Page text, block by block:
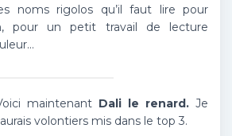
noms rigolos qu’il faut lire pour
pour un petit travail de lecture
maintenant Dali le renard. Je
volontiers mis dans le top 3.